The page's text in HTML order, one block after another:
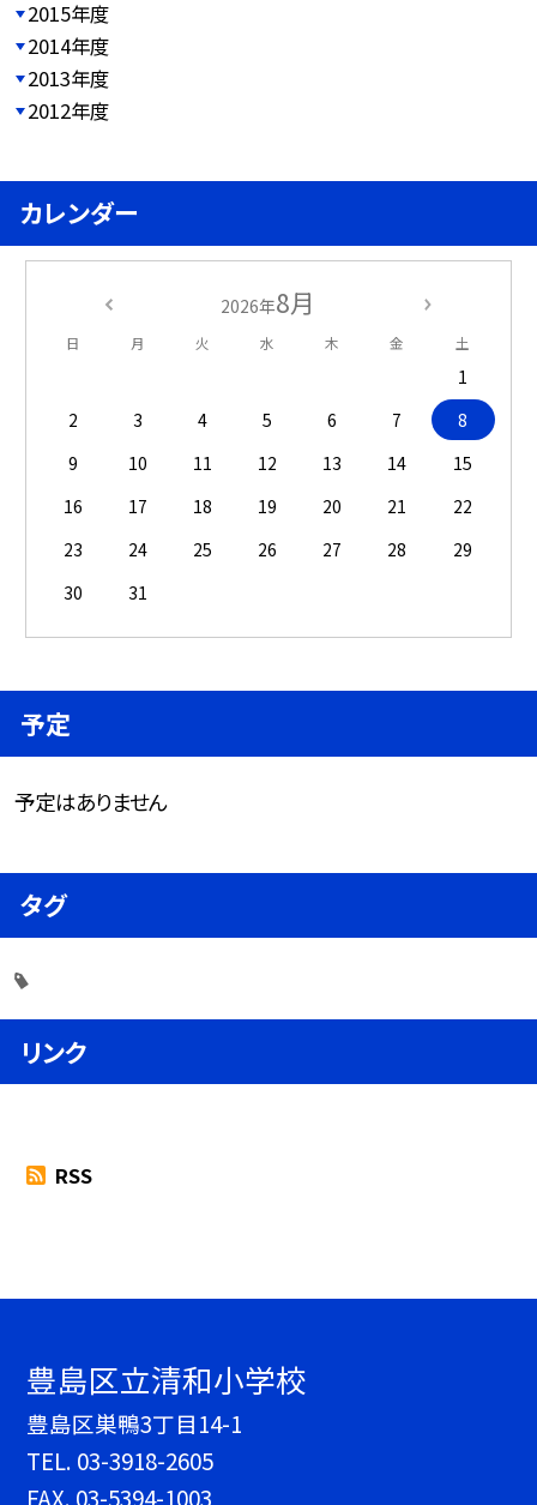
2015年度
2014年度
2013年度
2012年度
カレンダー
2026年8月
日 月 火 水 木 金 土
1
2
3 4 5 6 7
8
9
10 11 12 13 14
15
16
17 18 19 20 21
22
23
24 25 26 27 28
29
30
31
予定
予定はありません
タグ
リンク
RSS
豊島区立清和小学校
豊島区巣鴨3丁目14-1
TEL. 03-3918-2605
FAX. 03-5394-1003